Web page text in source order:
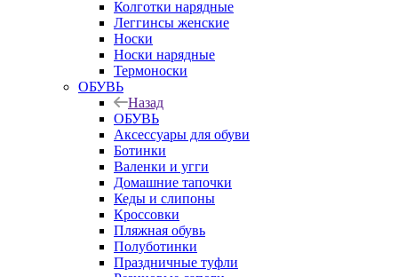
Колготки нарядные
Леггинсы женские
Носки
Носки нарядные
Термоноски
ОБУВЬ
Назад
ОБУВЬ
Аксессуары для обуви
Ботинки
Валенки и угги
Домашние тапочки
Кеды и слипоны
Кроссовки
Пляжная обувь
Полуботинки
Праздничные туфли